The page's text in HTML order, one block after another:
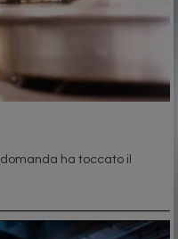
ha toccato il